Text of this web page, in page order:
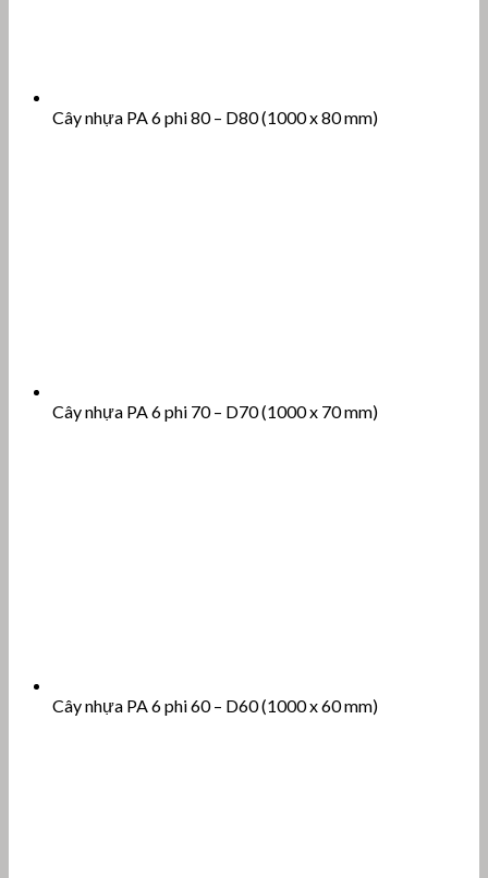
Cây nhựa PA 6 phi 80 – D80 (1000 x 80 mm)
Cây nhựa PA 6 phi 70 – D70 (1000 x 70 mm)
Cây nhựa PA 6 phi 60 – D60 (1000 x 60 mm)